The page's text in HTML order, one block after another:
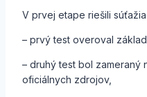
V prvej etape riešili
– prvý test overoval
– druhý test bol zameraný
oficiálnych zdrojov,